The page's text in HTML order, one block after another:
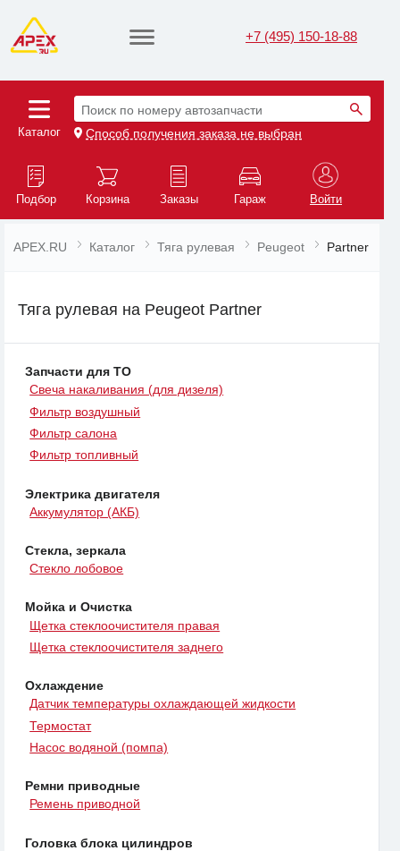
+7 (495) 150-18-88
Каталог
Поиск по номеру автозапчасти
Способ получения заказа не выбран
Подбор Корзина Заказы Гараж Войти
APEX.RU Каталог Тяга рулевая Peugeot Partner
Тяга рулевая на Peugeot Partner
Запчасти для ТО
Свеча накаливания (для дизеля)
Фильтр воздушный
Фильтр салона
Фильтр топливный
Электрика двигателя
Аккумулятор (АКБ)
Стекла, зеркала
Стекло лобовое
Мойка и Очистка
Щетка стеклоочистителя правая
Щетка стеклоочистителя заднего
Охлаждение
Датчик температуры охлаждающей жидкости
Термостат
Насос водяной (помпа)
Ремни приводные
Ремень приводной
Головка блока цилиндров